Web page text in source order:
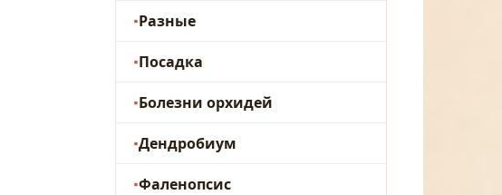
Разные
Посадка
Болезни орхидей
Дендробиум
Фаленопсис